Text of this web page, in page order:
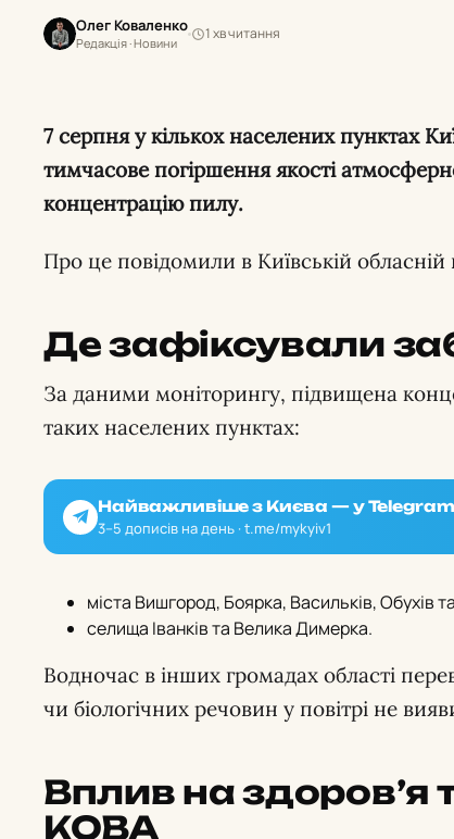
Олег Коваленко
Редакція · Новини
1 хв читання
7 серпня у кількох населених пунктах Київської області зафіксували
тимчасове погіршення якості
концентрацію пилу.
Про це повідомили в Київській обласній
Де зафіксували
За даними моніторингу, підвищена
таких населених пунктах:
Найважливіше з Києва — у
3–5 дописів на день · t.me/mykyiv1
міста Вишгород, Боярка, Васильків, Обухів
селища Іванків та Велика Димерка.
Водночас в інших громадах області
чи біологічних речовин у повітрі не
Вплив на здоров’я
КОВА